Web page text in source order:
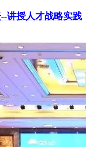
讲授人才战略实践